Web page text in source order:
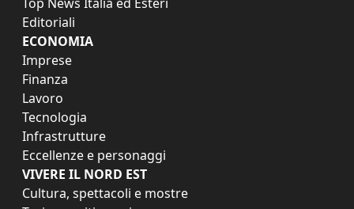
Top News Italia ed Esteri
Editoriali
ECONOMIA
Imprese
Finanza
Lavoro
Tecnologia
Infrastrutture
Eccellenze e personaggi
VIVERE IL NORD EST
Cultura, spettacoli e mostre